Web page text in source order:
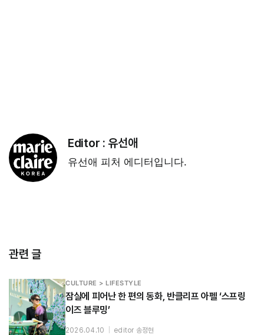
Editor :유선애
유선애 피처 에디터입니다.
관련 글
CULTURE > LIFESTYLE
잠실에 피어난 한 편의 동화, 반클리프 아펠 ‘스프링
이즈 블루밍’
2026.04.10 editor 송정현